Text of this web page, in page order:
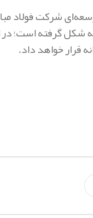
شرکت فولاد
شکل گرفته است؛
قرار خواهد داد.